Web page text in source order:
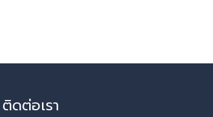
ติดต่อเรา